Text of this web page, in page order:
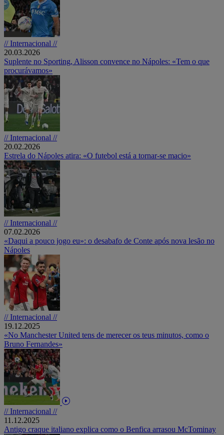
// Internacional //
20.03.2026
Suplente no Sporting, Alisson convence no Nápoles: «Tem o que
procurávamos»
// Internacional //
20.02.2026
Estrela do Nápoles atira: «O futebol está a tornar-se macio»
// Internacional //
07.02.2026
«Daqui a pouco jogo eu»: o desabafo de Conte após nova lesão no
Nápoles
// Internacional //
19.12.2025
«No Manchester United tens de merecer os teus minutos, como o
Bruno Fernandes»
// Internacional //
11.12.2025
Antigo craque italiano explica como o Benfica arrasou McTominay